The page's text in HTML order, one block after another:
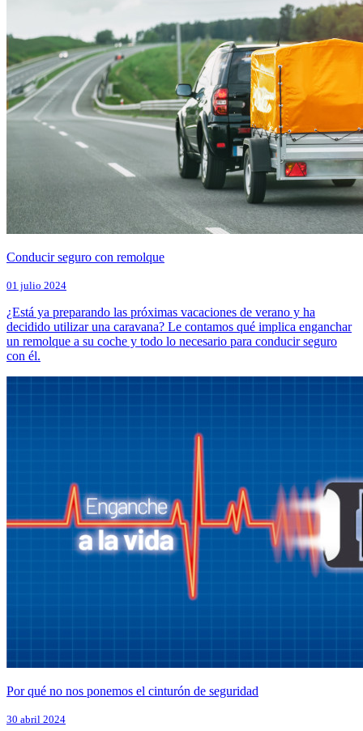
Conducir seguro con remolque
01 julio 2024
¿Está ya preparando las próximas vacaciones de verano y ha
decidido utilizar una caravana? Le contamos qué implica enganchar
un remolque a su coche y todo lo necesario para conducir seguro
con él.
Por qué no nos ponemos el cinturón de seguridad
30 abril 2024